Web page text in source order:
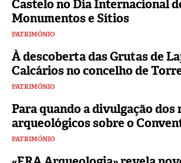
Castelo no Dia Internacional
Monumentos e Sítios
PATRIMÓNIO
À descoberta das Grutas de
Calcários no concelho de
PATRIMÓNIO
Para quando a divulgação dos
arqueológicos sobre o
PATRIMÓNIO